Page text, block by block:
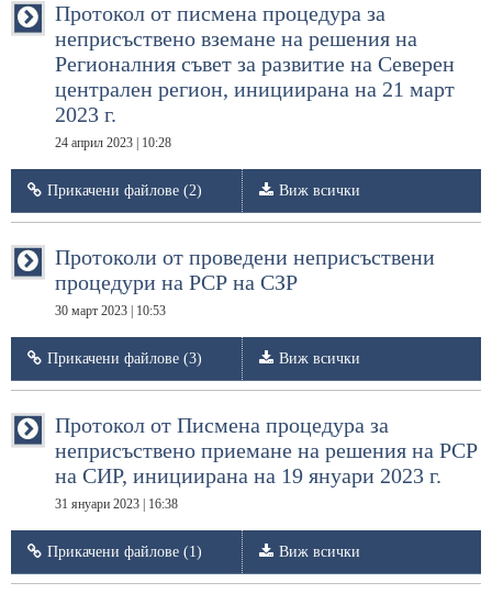
Протокол от писмена процедура за
неприсъствено вземане на решения на
Регионалния съвет за развитие на Северен
централен регион, инициирана на 21 март
2023 г.
24 април 2023 | 10:28
Прикачени файлове (2) Виж всички
Протоколи от проведени неприсъствени
процедури на РСР на СЗР
30 март 2023 | 10:53
Прикачени файлове (3) Виж всички
Протокол от Писмена процедура за
неприсъствено приемане на решения на РСР
на СИР, инициирана на 19 януари 2023 г.
31 януари 2023 | 16:38
Прикачени файлове (1) Виж всички